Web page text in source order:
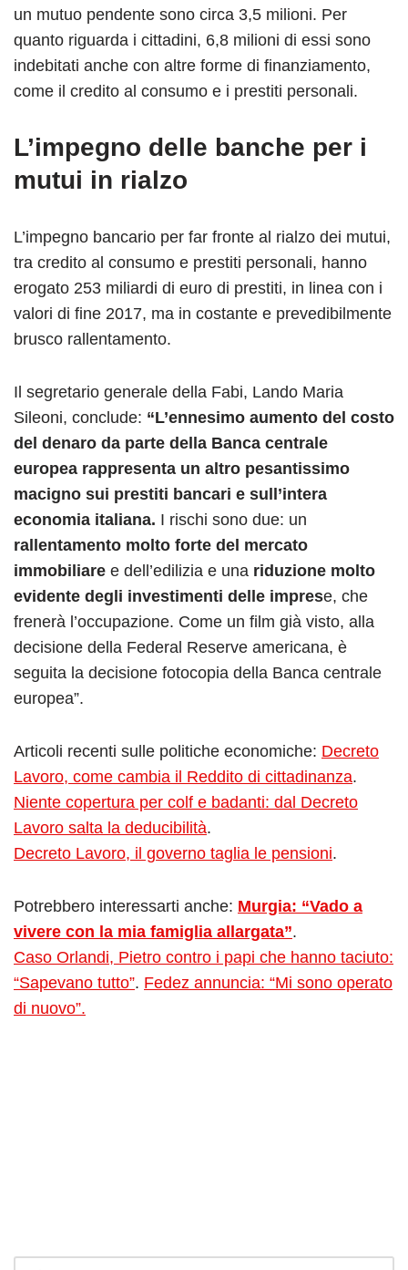
un mutuo pendente sono circa 3,5 milioni. Per
quanto riguarda i cittadini, 6,8 milioni di essi sono
indebitati anche con altre forme di finanziamento,
come il credito al consumo e i prestiti personali.
L’impegno delle banche per i
mutui in rialzo
L’impegno bancario per far fronte al rialzo dei mutui,
tra credito al consumo e prestiti personali, hanno
erogato 253 miliardi di euro di prestiti, in linea con i
valori di fine 2017, ma in costante e prevedibilmente
brusco rallentamento.
Il segretario generale della Fabi, Lando Maria
Sileoni, conclude: “L’ennesimo aumento del costo
del denaro da parte della Banca centrale
europea rappresenta un altro pesantissimo
macigno sui prestiti bancari e sull’intera
economia italiana. I rischi sono due: un
rallentamento molto forte del mercato
immobiliare e dell’edilizia e una riduzione molto
evidente degli investimenti delle imprese, che
frenerà l’occupazione. Come un film già visto, alla
decisione della Federal Reserve americana, è
seguita la decisione fotocopia della Banca centrale
europea”.
Articoli recenti sulle politiche economiche: Decreto
Lavoro, come cambia il Reddito di cittadinanza.
Niente copertura per colf e badanti: dal Decreto
Lavoro salta la deducibilità.
Decreto Lavoro, il governo taglia le pensioni.
Potrebbero interessarti anche: Murgia: “Vado a
vivere con la mia famiglia allargata”.
Caso Orlandi, Pietro contro i papi che hanno taciuto:
“Sapevano tutto”. Fedez annuncia: “Mi sono operato
di nuovo”.